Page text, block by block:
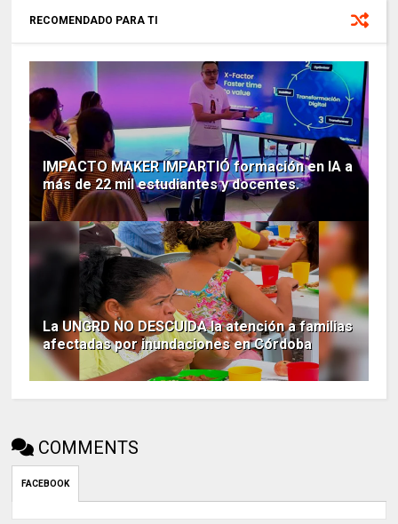
RECOMENDADO PARA TI
IMPACTO MAKER IMPARTIÓ formación en IA a
más de 22 mil estudiantes y docentes.
La UNGRD NO DESCUIDA la atención a familias
afectadas por inundaciones en Córdoba
COMMENTS
FACEBOOK